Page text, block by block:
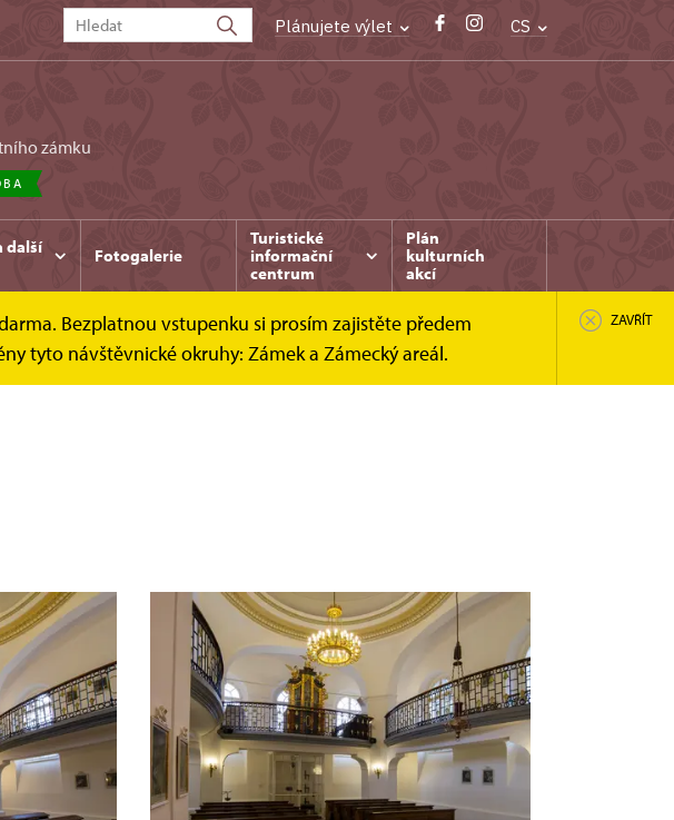
Plánujete výlet CS
zámku
další
Fotogalerie
Turistické
informační
centrum
Plán
kulturních
akcí
Bezplatnou vstupenku si prosím zajistěte předem
tyto návštěvnické okruhy: Zámek a Zámecký areál.
ZAVŘÍT